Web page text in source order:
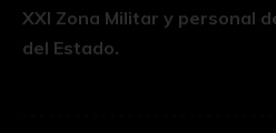
XXI Zona Militar y personal
del Estado.